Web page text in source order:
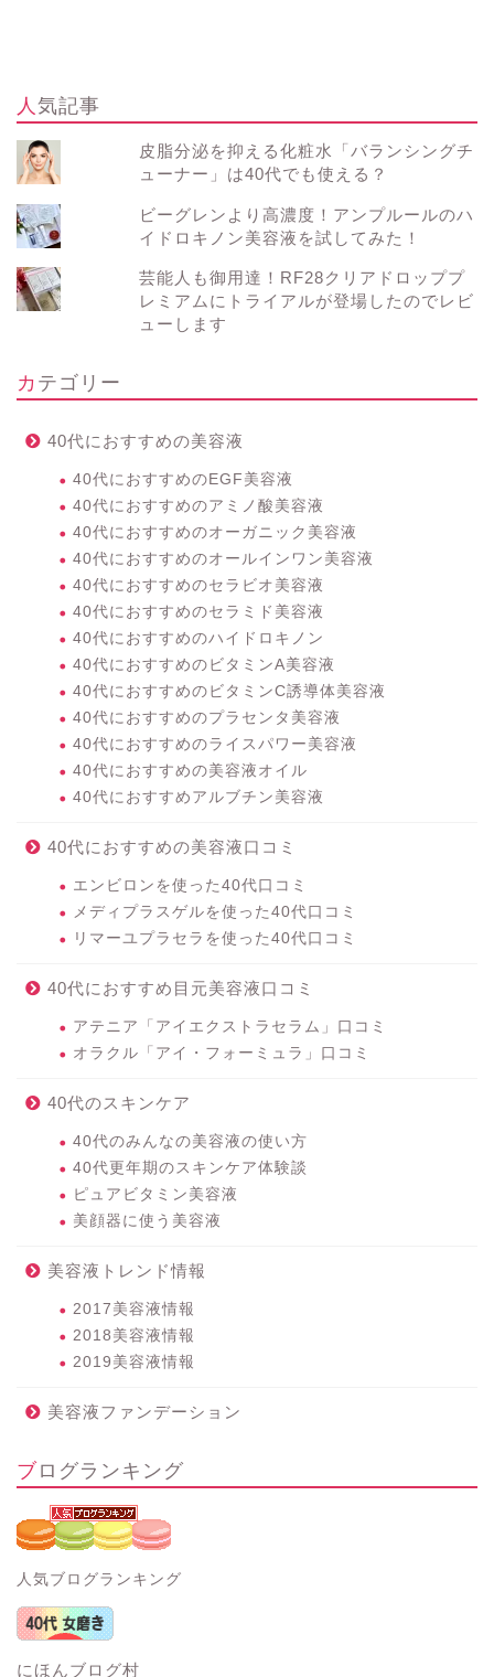
人気記事
皮脂分泌を抑える化粧水「バランシングチ
ューナー」は40代でも使える？
ビーグレンより高濃度！アンプルールのハ
イドロキノン美容液を試してみた！
芸能人も御用達！RF28クリアドロッププ
レミアムにトライアルが登場したのでレビ
ューします
カテゴリー
40代におすすめの美容液
40代におすすめのEGF美容液
40代におすすめのアミノ酸美容液
40代におすすめのオーガニック美容液
40代におすすめのオールインワン美容液
40代におすすめのセラビオ美容液
40代におすすめのセラミド美容液
40代におすすめのハイドロキノン
40代におすすめのビタミンA美容液
40代におすすめのビタミンC誘導体美容液
40代におすすめのプラセンタ美容液
40代におすすめのライスパワー美容液
40代におすすめの美容液オイル
40代におすすめアルブチン美容液
40代におすすめの美容液口コミ
エンビロンを使った40代口コミ
メディプラスゲルを使った40代口コミ
リマーユプラセラを使った40代口コミ
40代におすすめ目元美容液口コミ
アテニア「アイエクストラセラム」口コミ
オラクル「アイ・フォーミュラ」口コミ
40代のスキンケア
40代のみんなの美容液の使い方
40代更年期のスキンケア体験談
ピュアビタミン美容液
美顔器に使う美容液
美容液トレンド情報
2017美容液情報
2018美容液情報
2019美容液情報
美容液ファンデーション
ブログランキング
人気ブログランキング
にほんブログ村